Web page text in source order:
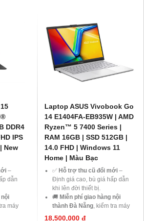
DDR4
IPS
New
–
dẫn
nội
máy
Laptop ASUS Vivobook Go
14 E1404FA-EB935W | AMD
Ryzen™ 5 7400 Series |
RAM 16GB | SSD 512GB |
14.0 FHD | Windows 11
Home | Màu Bạc
✅ Hỗ trợ thu cũ đổi mới –
Định giá cao, bù giá hấp dẫn
khi lên đời thiết bị.
🚚 Miễn phí giao hàng nội
thành Đà Nẵng , kiểm tra máy
trước khi thanh toán.
18,500,000 đ